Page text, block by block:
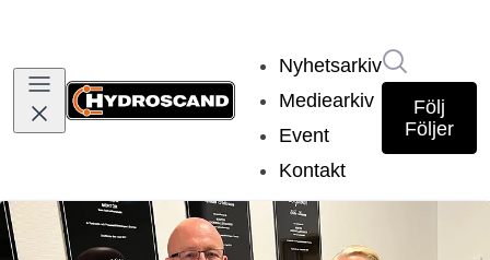
Nyhetsarkiv
Mediearkiv
Event
Kontakt
Följ
Följer